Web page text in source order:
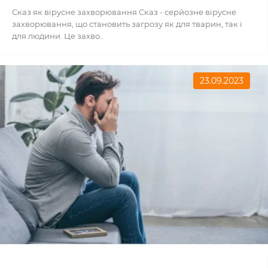
Сказ як вірусне захворювання Сказ - серйозне вірусне
захворювання, що становить загрозу як для тварин, так і
для людини. Це захво..
23.09.2023